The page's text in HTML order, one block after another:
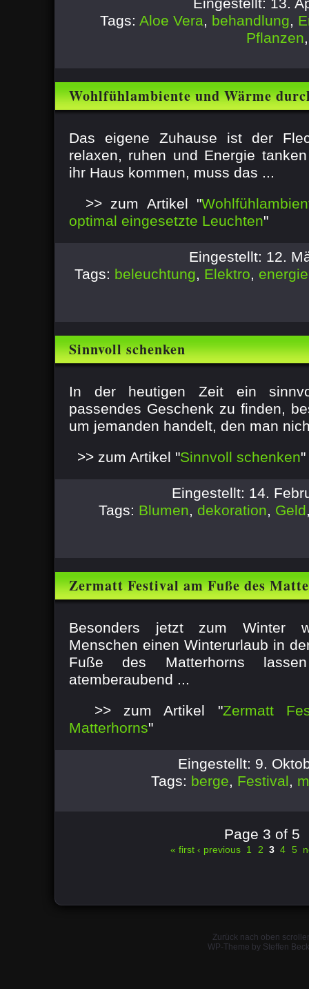
Tags: Aloe Vera, behandlung,
Pflanzen
Wohlfühlambiente und Wärme
Das eigene Zuhause ist der
relaxen, ruhen und Energie
ihr Haus kommen, muss das ...
>> zum Artikel "
optimal eingesetzte Leuchten"
Eingestellt: 12.
Tags: beleuchtung, Elektro, energie
Sinnvoll schenken
In der heutigen Zeit ein
passendes Geschenk zu finden,
um jemanden handelt, den man
>> zum Artikel "Sinnvoll schenken"
Eingestellt: 14.
Tags: Blumen, dekoration, Geld
Zermatt Festival am Fuße des
Besonders jetzt zum Winter
Menschen einen Winterurlaub in
Fuße des Matterhorns
atemberaubend ...
>> zum Artikel "Zermatt
Matterhorns"
Eingestellt: 9.
Tags: berge, Festival,
Page 3 of 5
« first ‹ previous 1 2 3 4 5
Zurück nach oben
WP-Theme by Steffen